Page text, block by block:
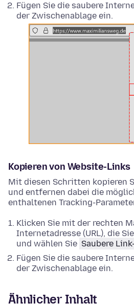
Fügen Sie die saubere
der Zwischenablage ein.
Kopieren von Website-Links
Mit diesen Schritten kopieren
und entfernen dabei die
enthaltenen Tracking-
Klicken Sie mit der rechten
Internetadresse (URL), die
und wählen Sie Saubere
Fügen Sie die saubere
der Zwischenablage ein.
Ähnlicher Inhalt